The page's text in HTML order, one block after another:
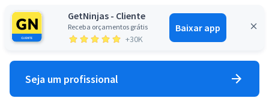
GetNinjas - Cliente
Receba orçamentos grátis
+30K
Baixar app
Entrar
Seja um profissional